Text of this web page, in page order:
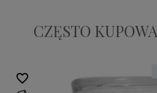
CZĘSTO
favorite_border